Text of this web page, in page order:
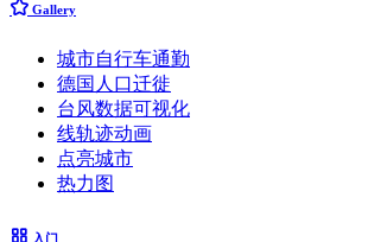
Gallery
城市自行车通勤
德国人口迁徙
台风数据可视化
线轨迹动画
点亮城市
热力图
入门